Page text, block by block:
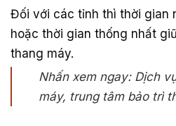
Đối với các tỉnh thì thời gian
hoặc thời gian thống nhất
thang máy.
Nhấn xem ngay: Dịch
máy, trung tâm bảo trì